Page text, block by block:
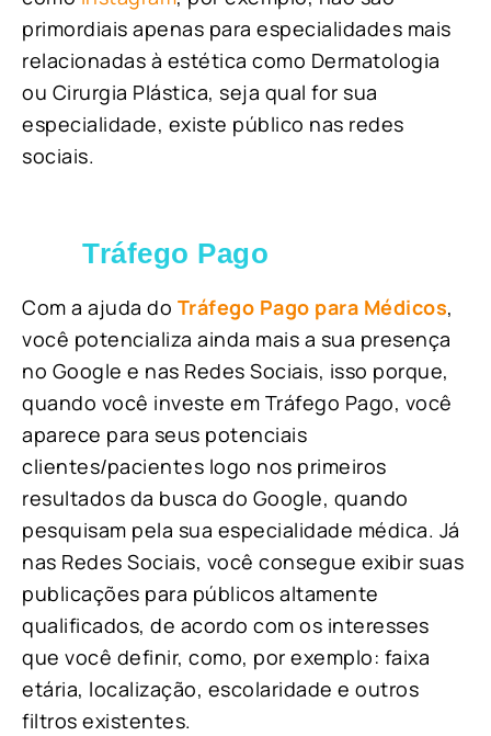
primordiais apenas para especialidades mais
relacionadas à estética como Dermatologia
ou Cirurgia Plástica, seja qual for sua
especialidade, existe público nas redes
sociais.
Tráfego Pago
Com a ajuda do Tráfego Pago para Médicos,
você potencializa ainda mais a sua presença
no Google e nas Redes Sociais, isso porque,
quando você investe em Tráfego Pago, você
aparece para seus potenciais
clientes/pacientes logo nos primeiros
resultados da busca do Google, quando
pesquisam pela sua especialidade médica. Já
nas Redes Sociais, você consegue exibir suas
publicações para públicos altamente
qualificados, de acordo com os interesses
que você definir, como, por exemplo: faixa
etária, localização, escolaridade e outros
filtros existentes.